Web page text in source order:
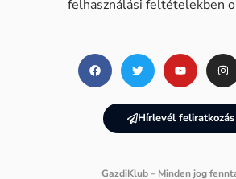
felhasználási feltételekben
Hírlevél feliratkozás
GazdiKlub – Minden jog